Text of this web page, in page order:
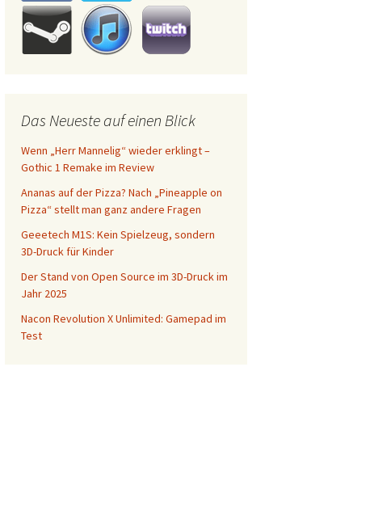
Das Neueste auf einen Blick
Wenn „Herr Mannelig“ wieder erklingt –
Gothic 1 Remake im Review
Ananas auf der Pizza? Nach „Pineapple on
Pizza“ stellt man ganz andere Fragen
Geeetech M1S: Kein Spielzeug, sondern
3D-Druck für Kinder
Der Stand von Open Source im 3D-Druck im
Jahr 2025
Nacon Revolution X Unlimited: Gamepad im
Test